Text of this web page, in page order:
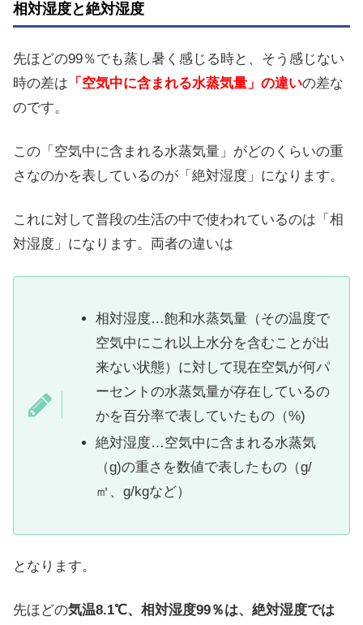
相対湿度と絶対湿度
先ほどの99％でも蒸し暑く感じる時と、そう感じない
時の差は 「空気中に含まれる水蒸気量」の違いの差な
のです。
この「空気中に含まれる水蒸気量」がどのくらいの重
さなのかを表しているのが「絶対湿度」になります。
これに対して普段の生活の中で使われているのは「相
対湿度」になります。両者の違いは
相対湿度…飽和水蒸気量（その温度で
空気中にこれ以上水分を含むことが出
来ない状態）に対して現在空気が何パ
ーセントの水蒸気量が存在しているの
かを百分率で表していたもの（%)
絶対湿度…空気中に含まれる水蒸気
（g)の重さを数値で表したもの（g/
㎥、g/kgなど）
となります。
先ほどの気温8.1℃、相対湿度99％は、絶対湿度では